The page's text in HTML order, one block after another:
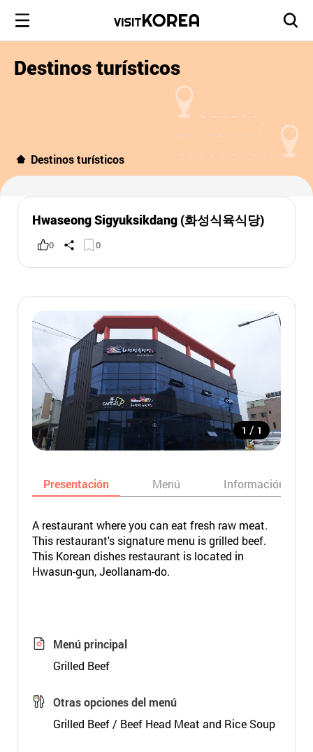
Destinos turísticos
Destinos turísticos
Hwaseong Sigyuksikdang (화성식육식당)
0 0
1 / 1
Presentación Menú Información
A restaurant where you can eat fresh raw meat.
This restaurant's signature menu is grilled beef.
This Korean dishes restaurant is located in
Hwasun-gun, Jeollanam-do.
Menú principal
Grilled Beef
Otras opciones del menú
Grilled Beef / Beef Head Meat and Rice Soup